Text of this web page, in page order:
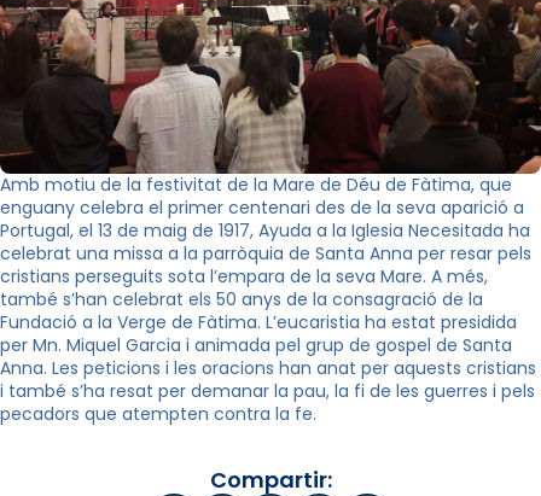
Amb motiu de la festivitat de la Mare de Déu de Fàtima, que
enguany celebra el primer centenari des de la seva aparició a
Portugal, el 13 de maig de 1917, Ayuda a la Iglesia Necesitada ha
celebrat una missa a la parròquia de Santa Anna per resar pels
cristians perseguits sota l’empara de la seva Mare. A més,
també s’han celebrat els 50 anys de la consagració de la
Fundació a la Verge de Fàtima. L’eucaristia ha estat presidida
per Mn. Miquel Garcia i animada pel grup de gospel de Santa
Anna. Les peticions i les oracions han anat per aquests cristians
i també s’ha resat per demanar la pau, la fi de les guerres i pels
pecadors que atempten contra la fe.
Compartir: